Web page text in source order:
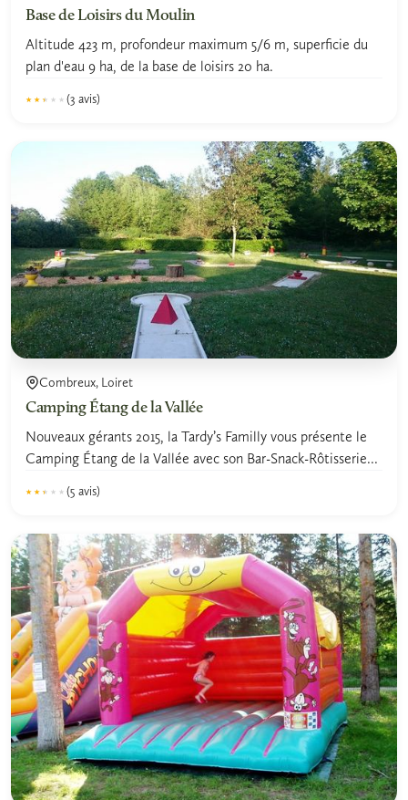
Base de Loisirs du Moulin
Altitude 423 m, profondeur maximum 5/6 m, superficie du
plan d'eau 9 ha, de la base de loisirs 20 ha.
★★★★★
★★★★★ (3 avis)
Combreux, Loiret
Camping Étang de la Vallée
Nouveaux gérants 2015, la Tardy’s Familly vous présente le
Camping Étang de la Vallée avec son Bar-Snack-Rôtisserie...
★★★★★
★★★★★ (5 avis)